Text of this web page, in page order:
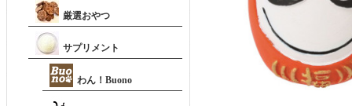
厳選おやつ
サプリメント
わん！Buono